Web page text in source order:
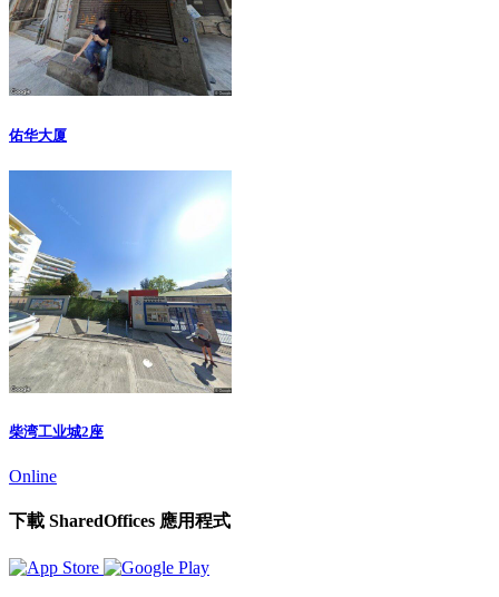
佑华大厦
柴湾工业城2座
Online
下載 SharedOffices 應用程式